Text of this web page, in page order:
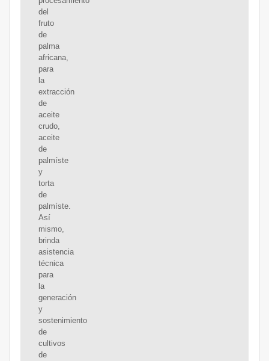
del
fruto
de
palma
africana,
para
la
extracción
de
aceite
crudo,
aceite
de
palmíste
y
torta
de
palmíste.
Así
mismo,
brinda
asistencia
técnica
para
la
generación
y
sostenimiento
de
cultivos
de